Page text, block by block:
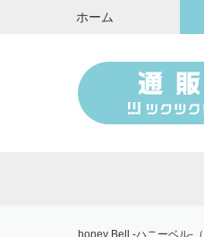
ホーム
honey Bell -ハニーベル-